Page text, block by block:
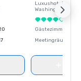
Luxushotel in
Washington
Gästezimmer
Meetingräume